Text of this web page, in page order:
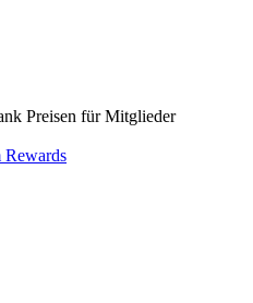
Preisen für Mitglieder
Rewards